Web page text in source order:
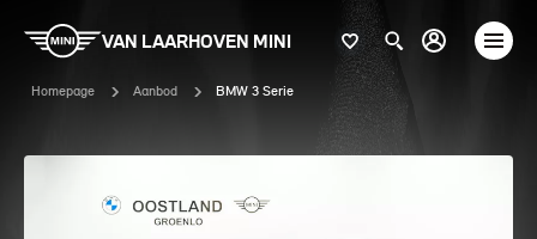
VAN LAARHOVEN MINI
Homepage Aanbod BMW 3 Serie